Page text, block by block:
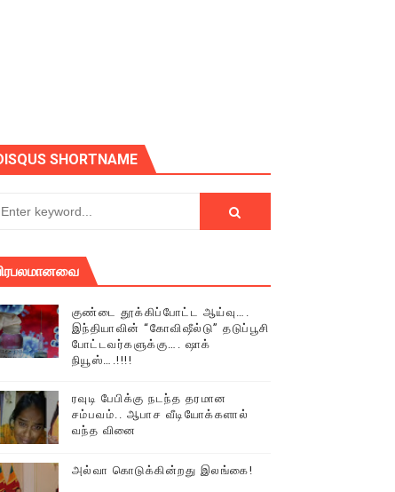
அழைக்கின்றோம்.
திரண்ட தமிழ்மக்கள்!!
SHORTNAME
குண்டை தூக்கிப்போட்ட ஆய்வு….
இந்தியாவின் “கோவிஷீல்டு” தடுப்பூசி
போட்டவர்களுக்கு…. ஷாக்
நியூஸ்….!!!!
ரவுடி பேபிக்கு நடந்த தரமான
சம்பவம்.. ஆபாச வீடியோக்களால்
வந்த வினை
அல்வா கொடுக்கின்றது இலங்கை!